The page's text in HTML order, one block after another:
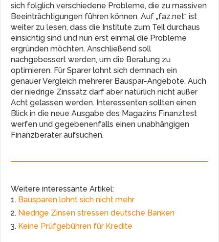
sich folglich verschiedene Probleme, die zu massiven
Beeinträchtigungen führen können. Auf „faz.net“ ist
weiter zu lesen, dass die Institute zum Teil durchaus
einsichtig sind und nun erst einmal die Probleme
ergründen möchten. Anschließend soll
nachgebessert werden, um die Beratung zu
optimieren. Für Sparer lohnt sich demnach ein
genauer Vergleich mehrerer Bauspar-Angebote. Auch
der niedrige Zinssatz darf aber natürlich nicht außer
Acht gelassen werden. Interessenten sollten einen
Blick in die neue Ausgabe des Magazins Finanztest
werfen und gegebenenfalls einen unabhängigen
Finanzberater aufsuchen.
Weitere interessante Artikel:
Bausparen lohnt sich nicht mehr
Niedrige Zinsen stressen deutsche Banken
Keine Prüfgebühren für Kredite